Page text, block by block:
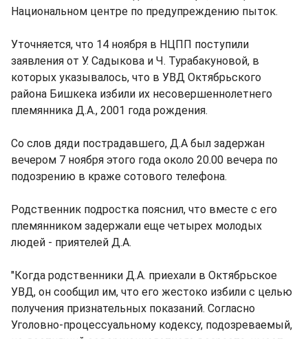
Национальном центре по предупреждению пыток.
Уточняется, что 14 ноября в НЦПП поступили
заявления от У. Садыкова и Ч. Турабакуновой, в
которых указывалось, что в УВД Октябрьского
района Бишкека избили их несовершеннолетнего
племянника Д.А., 2001 года рождения.
Со слов дяди пострадавшего, Д.А был задержан
вечером 7 ноября этого года около 20.00 вечера по
подозрению в краже сотового телефона.
Родственник подростка пояснил, что вместе с его
племянником задержали еще четырех молодых
людей - приятелей Д.А.
"Когда родственники Д.А. приехали в Октябрьское
УВД, он сообщил им, что его жестоко избили с целью
получения признательных показаний. Согласно
Уголовно-процессуальному кодексу, подозреваемый,